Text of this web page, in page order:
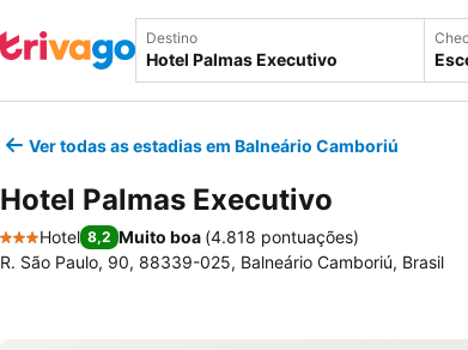
Destino
Ver todas as estadias em Balneário Camboriú
Hotel Palmas Executivo
3 Estrelas
Hotel 8,2 Muito boa (4.818 pontuações)
R. São Paulo, 90, 88339-025, Balneário Camboriú, Brasil